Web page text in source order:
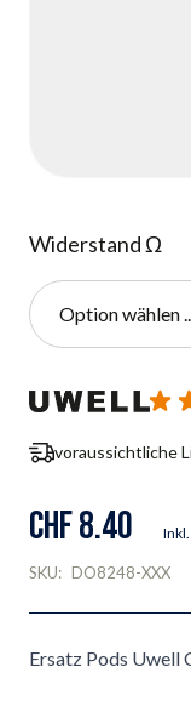
Widerstand Ω
Option wählen
voraussichtliche
CHF 8.40
SKU: DO8248-XXX
Ersatz Pods Uwell